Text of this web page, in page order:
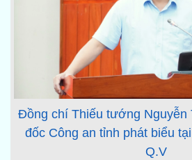
Đồng chí Thiếu tướng Nguyễn
đốc Công an tỉnh phát biểu
Q.V